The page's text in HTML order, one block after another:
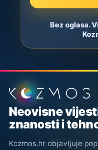
Bez oglasa.
Podnožje stranice
Neovisne
znanosti i
Kozmos.hr objavljuje